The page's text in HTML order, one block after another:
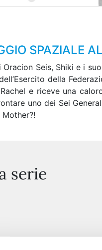
SPAZIALE
Oracion Seis, Shiki e i
della
e riceve una
uno dei Sei
serie